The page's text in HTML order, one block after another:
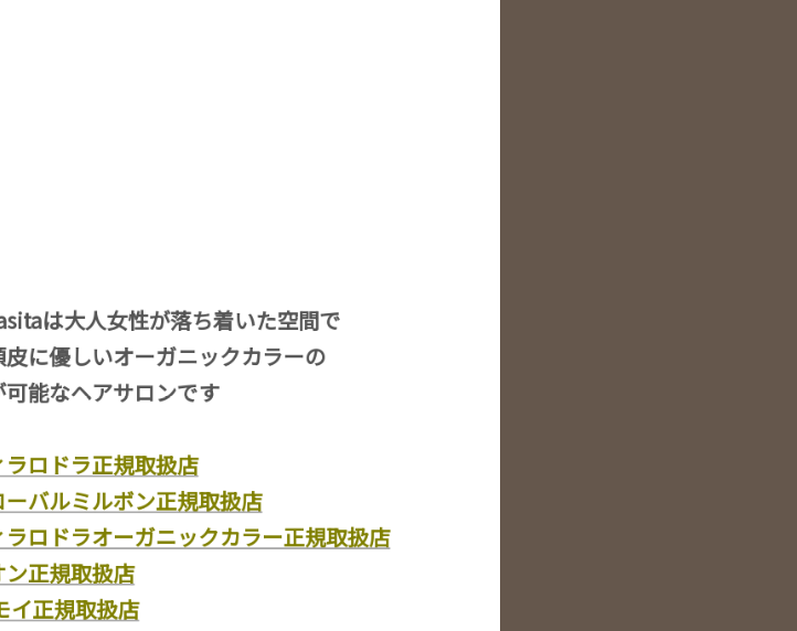
は大人女性が落ち着いた空間で
皮に優しいオーガニックカラーの
能なヘアサロンです
ラロドラ正規取扱店
ーバルミルボン正規取扱店
ラロドラオーガニックカラー正規取扱店
ン正規取扱店
イ正規取扱店